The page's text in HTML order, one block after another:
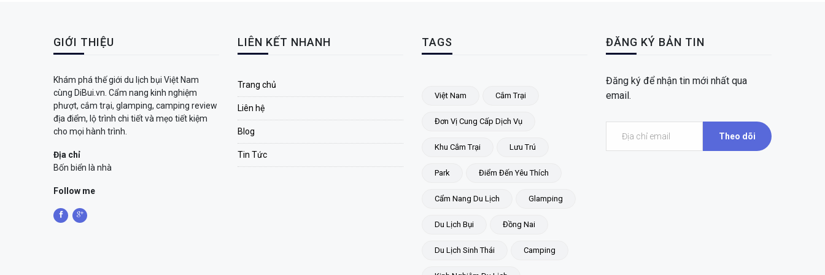
GIỚI THIỆU
Khám phá thế giới du lịch bụi Việt Nam
cùng DiBui.vn. Cẩm nang kinh nghiệm
phượt, cắm trại, glamping, camping review
địa điểm, lộ trình chi tiết và mẹo tiết kiệm
cho mọi hành trình.
Địa chỉ
Bốn biển là nhà
Follow me
LIÊN KẾT NHANH
Trang chủ
Liên hệ
Blog
Tin Tức
TAGS
Việt Nam Cắm Trại
Đơn Vị Cung Cấp Dịch Vụ
Khu Cắm Trại Lưu Trú
Park Điểm Đến Yêu Thích
Cẩm Nang Du Lịch Glamping
Du Lịch Bụi Đồng Nai
Du Lịch Sinh Thái Camping
ĐĂNG KÝ BẢN TIN
Đăng ký để nhận tin mới nhất qua
email.
Theo dõi